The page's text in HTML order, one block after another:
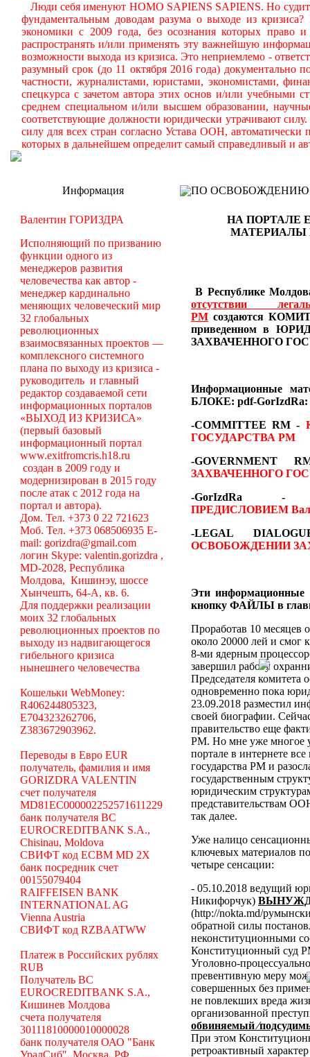
Люди себя именуют HOMO SAPIENS SAPIENS. Но
фундаментальным доводам разума о выходе из
экономики с 2009 года, без осознания которых право
распространять и/или применять эту важнейшую
возможности выхода из кризиса. Это неприемлемо -
разумный срок (до 11 октября 2016 года)
частности, журналистами, юристами, экономистами,
спецкурса с зачетом автора этих основ и/или учебными
среднем специальном и/или высшем образовании,
соответствующие должности юридически утрачивают
силу для всех стран согласно Устава ООН,
которых в дальнейшем определит самый справедливый и
Информация
Валентин ГОРИЗДРА
Исполняющий по призванию
функции одного из
менеджеров развития
человечества как автор -
менеджер кардинально
меняющих человеческий мир
32 глобальных
революционных
взаимосвязанных проектов —
комплексного системного
плана по выходу из кризиса -
руководитель и главный
редактор создаваемой сети
информационных порталов
«ВЫХОД ИЗ КРИЗИСА»
(первый базовый
информационный портал
www.exitfromcris.h18.ru
создан в 2009 году и
модернизирован в 2015 году
после атак с 2012 года на
портал и автора).
Дом. Тел. +373 0 22 721623
Моб. Тел. +373 068506935 E-
mail: gorizdra@gmail.com
логин Skype: valentin.gorizdra ,
MD-2028, Республика
Молдова, Кишинэу, шоссе
Хынчешть, 64-А, кв. 6.
Для поддержки реализации
моих 32 глобальных
революционных проектов по
выходу из надвигающегося
гибельного кризиса
нынешнего человечества
Кошельки WebMoney:
R406244805323,
E704323262706,
Z383672903962.
Переводы в Евро EUR
получатель, фамилия и имя
GORIZDRA VALENTIN
счет получателя
MD81EC000002252571611229
банк получателя BC
EUROCREDITBANK S.A.,
Chisinau, Moldova
СВИФТ код ECBM MD 2X
банк посредник счет
00155079404
RAIFFEISEN BANK
INTERNATIONAL AG
Vienna Austria
СВИФТ код RZBAATWW
Платеж в Российских рублях
RUB
Получатель BC
EUROCREDITBANK S.A.,
Кишинев Молдова
счета получателя
30111810000010000028
банк получателя ОАО "Банк
УралСиб", Москва, РФ
ПО ОСВОБОЖДЕНИЮ
НА ПОРТАЛЕ
МАТЕРИАЛЫ
В Республике
отсутствии
РМ создаются
приведенном в
ЗАХВАЧЕННОГО
Информационные
БЛОКЕ: pdf-GorIzdRa:
-COMMITTEE RM -
ГОСУДАРСТВА РМ
-
ЗАХВАЧЕННОГО
-
ПРЕДИСЛОВИЕМ
-LEGAL
ОСВОБОЖДЕНИИ
Эти информационные
кнопку ФАЙЛЫ в
Проработав 10 месяцев
около 20000 лей и смог
8-ми ядерным
завершил работу
Председателя комитета
одновременно пока
23.09.2018 разместил
своей биографии.
правительство еще
РМ. Но мне уже многое
портале в интернете
государства РМ и
государственным
юридическим
представительствам
так далее.
Уже налицо
ключевых материалов
четыре сенсации:
- 05.10.2018 ведущий
Никифорчук)
(http://nokta.md/
обратной силы
неконституционными
Конституционный суд
Уголовно-
превентивную меру
совершенных без
не повлекших вреда
организованной
обвиняемый
При этом
ретроактивный